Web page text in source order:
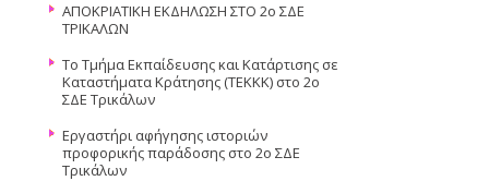
ΑΠΟΚΡΙΑΤΙΚΗ ΕΚΔΗΛΩΣΗ ΣΤΟ 2ο ΣΔΕ
ΤΡΙΚΑΛΩΝ
Το Τμήμα Εκπαίδευσης και Κατάρτισης σε
Καταστήματα Κράτησης (ΤΕΚΚΚ) στο 2ο
ΣΔΕ Τρικάλων
Εργαστήρι αφήγησης ιστοριών
προφορικής παράδοσης στο 2ο ΣΔΕ
Τρικάλων